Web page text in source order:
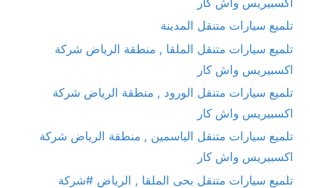
تلميع سيارات متنقل المدينة
تلميع سيارات متنقل الملقا , منطقة الرياض شركة
اكسبيريس واش كار
تلميع سيارات متنقل الورود , منطقة الرياض شركة
اكسبيريس واش كار
تلميع سيارات متنقل الياسمين , منطقة الرياض شركة
اكسبيريس واش كار
تلميع سيارات متنقل بحى الملقا , الرياض #شركة